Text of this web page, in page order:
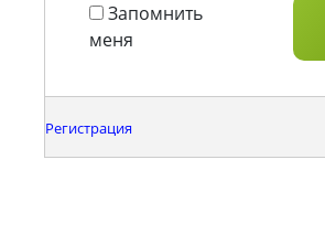
Запомнить
меня
Регистрация